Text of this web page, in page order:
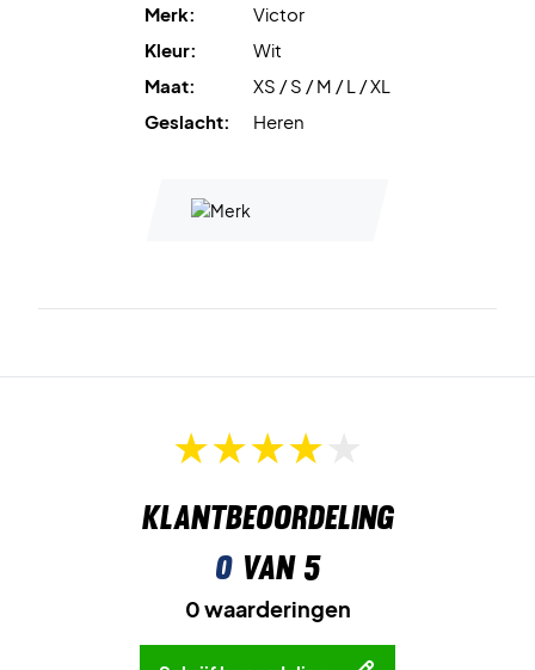
Merk:
Victor
Kleur:
Wit
Maat:
XS / S / M / L / XL
Geslacht:
Heren
Klantbeoordeling
0van 5
0 waarderingen